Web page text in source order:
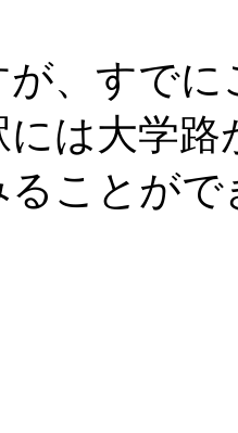
、すで
は大学
ことがで